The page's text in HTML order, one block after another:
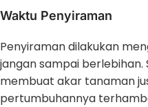
Waktu Penyiraman
Penyiraman dilakukan
jangan sampai
membuat akar tanaman
pertumbuhannya